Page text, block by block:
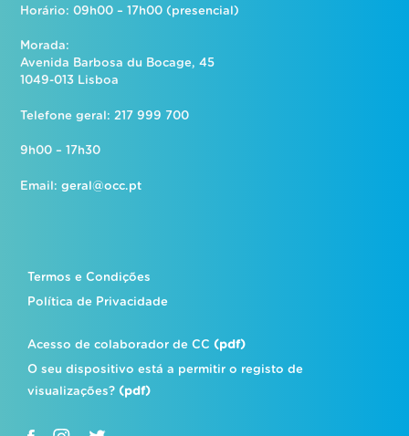
Horário: 09h00 – 17h00 (presencial)
Morada:
Avenida Barbosa du Bocage, 45
1049-013 Lisboa
Telefone geral: 217 999 700
9h00 – 17h30
Email:geral@occ.pt
Termos e Condições
Política de Privacidade
Acesso de colaborador de CC(pdf)
O seu dispositivo está a permitir o registo de
visualizações?(pdf)